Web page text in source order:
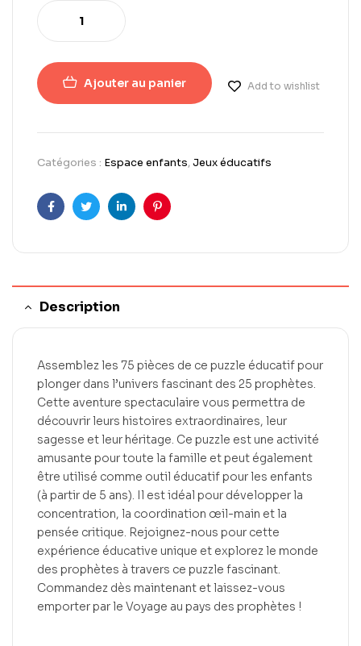
Ajouter au panier Add to wishlist
Catégories : Espace enfants,Jeux éducatifs
FacebookTwitterLinkedInPinterest
Description
Assemblez les 75 pièces de ce puzzle éducatif pour
plonger dans l’univers fascinant des 25 prophètes.
Cette aventure spectaculaire vous permettra de
découvrir leurs histoires extraordinaires, leur
sagesse et leur héritage. Ce puzzle est une activité
amusante pour toute la famille et peut également
être utilisé comme outil éducatif pour les enfants
(à partir de 5 ans). Il est idéal pour développer la
concentration, la coordination œil-main et la
pensée critique. Rejoignez-nous pour cette
expérience éducative unique et explorez le monde
des prophètes à travers ce puzzle fascinant.
Commandez dès maintenant et laissez-vous
emporter par le Voyage au pays des prophètes !